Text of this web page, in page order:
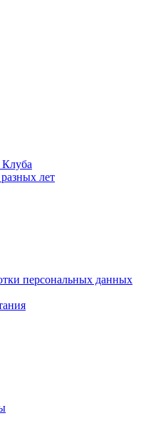
Клуба
лет
персональных данных